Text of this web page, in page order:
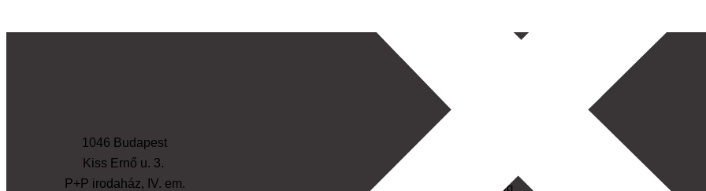
1046 Budapest
Kiss Ernő u. 3.
P+P irodaház, IV. em.
Blog